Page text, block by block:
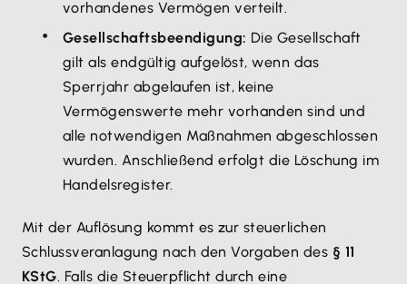
vorhandenes Vermögen verteilt.
Gesellschaftsbeendigung: Die Gesellschaft
gilt als endgültig aufgelöst, wenn das
Sperrjahr abgelaufen ist, keine
Vermögenswerte mehr vorhanden sind und
alle notwendigen Maßnahmen abgeschlossen
wurden. Anschließend erfolgt die Löschung im
Handelsregister.
Mit der Auflösung kommt es zur steuerlichen
Schlussveranlagung nach den Vorgaben des § 11
KStG. Falls die Steuerpflicht durch eine